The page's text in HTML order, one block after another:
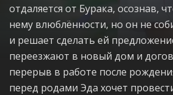
отдаляется от Бурака, осознав,
нему влюблённости, но он не
и решает сделать ей
переезжают в новый дом и
перерыв в работе после
перед родами Эда хочет